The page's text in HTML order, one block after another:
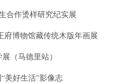
合作烫样研究纪实展
博物馆藏传统木版年画展
（马德里站）
美好生活”影像志